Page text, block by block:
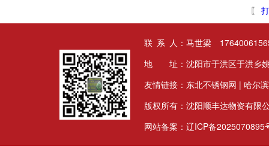
〖
联 系 人：马世梁
地 址：沈阳市于洪区于洪乡姚
友情链接： 东北不锈钢网 | 哈尔
版权所有：沈阳顺丰达物资有
网站备案： 辽ICP备2025070895